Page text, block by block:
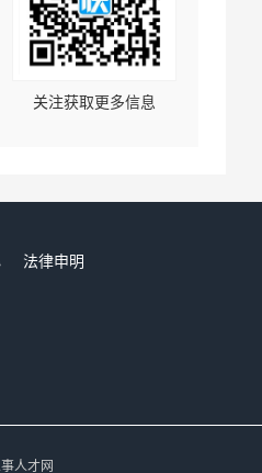
关注获取更多信息
法律申明
人才网